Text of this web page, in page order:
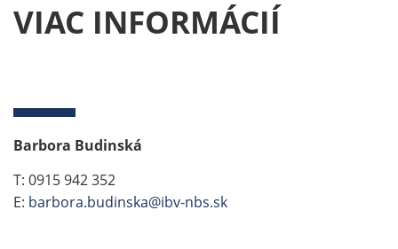
VIAC INFORMÁCIÍ
Barbora Budinská
T: 0915 942 352
E: barbora.budinska@ibv-nbs.sk